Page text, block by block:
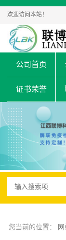
欢迎访问本站！
公司首页
证书荣誉
您当前的位置：